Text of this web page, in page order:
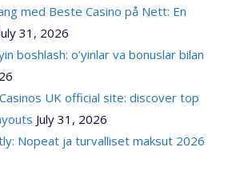
med Beste Casino på Nett: En
31, 2026
boshlash: o’yinlar va bonuslar bilan
UK official site: discover top
July 31, 2026
Nopeat ja turvalliset maksut 2026